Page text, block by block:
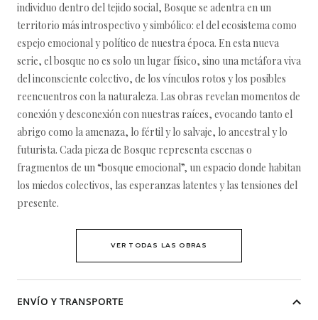
individuo dentro del tejido social, Bosque se adentra en un
territorio más introspectivo y simbólico: el del ecosistema como
espejo emocional y político de nuestra época. En esta nueva
serie, el bosque no es solo un lugar físico, sino una metáfora viva
del inconsciente colectivo, de los vínculos rotos y los posibles
reencuentros con la naturaleza. Las obras revelan momentos de
conexión y desconexión con nuestras raíces, evocando tanto el
abrigo como la amenaza, lo fértil y lo salvaje, lo ancestral y lo
futurista. Cada pieza de Bosque representa escenas o
fragmentos de un “bosque emocional”, un espacio donde habitan
los miedos colectivos, las esperanzas latentes y las tensiones del
presente.
VER TODAS LAS OBRAS
ENVÍO Y TRANSPORTE